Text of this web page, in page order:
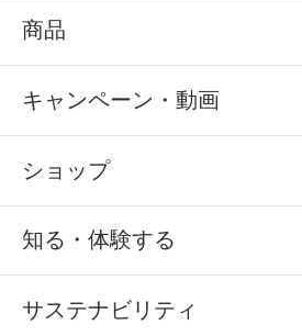
商品
キャンペーン・動画
ショップ
知る・体験する
サステナビリティ